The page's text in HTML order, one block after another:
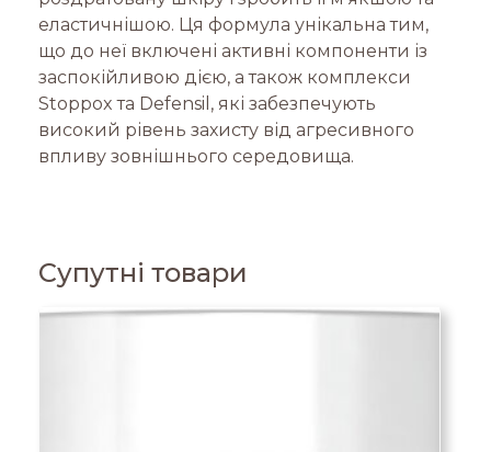
еластичнішою. Ця формула унікальна тим,
що до неї включені активні компоненти із
заспокійливою дією, а також комплекси
Stoppox та Defensil, які забезпечують
високий рівень захисту від агресивного
впливу зовнішнього середовища.
Супутні товари